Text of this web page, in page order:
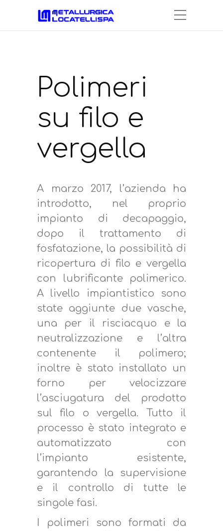
Polimeri
su filo e
vergella
A marzo 2017, l’azienda ha
introdotto, nel proprio
impianto di decapaggio,
dopo il trattamento di
fosfatazione, la possibilità di
ricopertura di filo e vergella
con lubrificante polimerico.
A livello impiantistico sono
state aggiunte due vasche,
una per il risciacquo e la
neutralizzazione e l’altra
contenente il polimero;
inoltre è stato installato un
forno per velocizzare
l’asciugatura del prodotto
sul filo o vergella. Tutto il
processo è stato integrato e
automatizzato con
l’impianto esistente,
garantendo la supervisione
e il controllo di tutte le
singole fasi.
I polimeri sono formati da